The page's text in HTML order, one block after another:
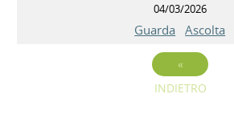
04/03/2026
Guarda Ascolta
«
INDIETRO